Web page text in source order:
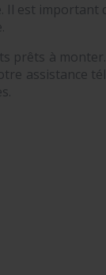
Il est important
prêts à monter.
assistance